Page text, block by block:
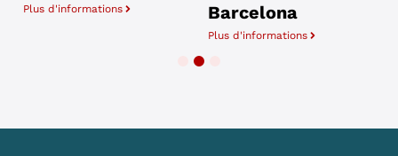
Plus d'informations
Barcelona
Plus d'informations